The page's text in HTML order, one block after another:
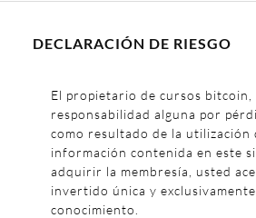
DECLARACIÓN DE RIESGO
El propietario de cursos bitcoin,
responsabilidad alguna por
como resultado de la utilización
información contenida en este
adquirir la membresía, usted
invertido única y
conocimiento.